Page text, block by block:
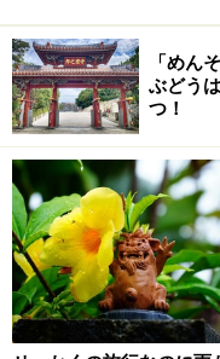
「めん
ぶどう
つ！